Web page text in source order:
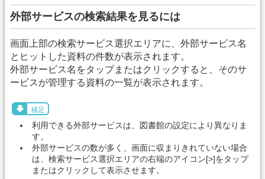
外部サービスの検索結果を見るには
画面上部の検索サービス選択エリアに、外部サービス名
とヒットした資料の件数が表示されます。
外部サービス名をタップまたはクリックすると、そのサ
ービスが管理する資料の一覧が表示されます。
補足
利用できる外部サービスは、図書館の設定により異なりま
す。
外部サービスの数が多く、画面に収まりきれていない場合
は、検索サービス選択エリアの右端のアイコン[>]をタップ
またはクリックして表示させます。